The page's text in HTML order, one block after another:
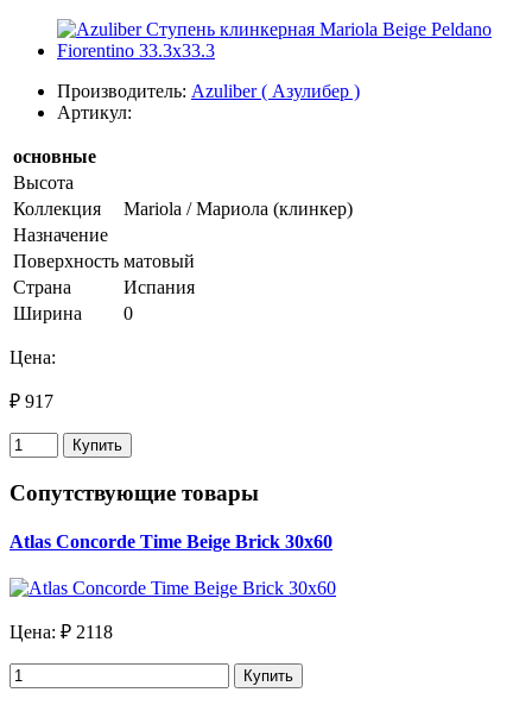
Производитель: Azuliber ( Азулибер )
Артикул:
основные
Высота
Коллекция
Mariola / Мариола (клинкер)
Назначение
Поверхность матовый
Страна
Испания
Ширина
0
Цена:
₽ 917
Купить
Сопутствующие товары
Atlas Concorde Time Beige Brick 30x60
Цена: ₽ 2118
Купить